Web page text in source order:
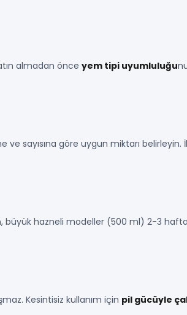
almadan önce yem tipi uyumluluğu
ve sayısına göre uygun miktarı belirleyin.
büyük hazneli modeller (500 ml) 2-3
Kesintisiz kullanım için pil gücüyle